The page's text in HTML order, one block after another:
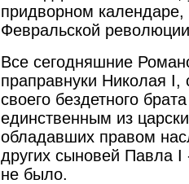
придворном
Февральской
Все сегодняшние
праправнуки Николая
своего бездетного
единственным из
обладавших правом
других сыновей Павла
не было.